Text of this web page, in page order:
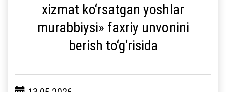
xizmat ko‘rsatgan yoshlar
murabbiysi» faxriy unvonini
berish to‘g‘risida